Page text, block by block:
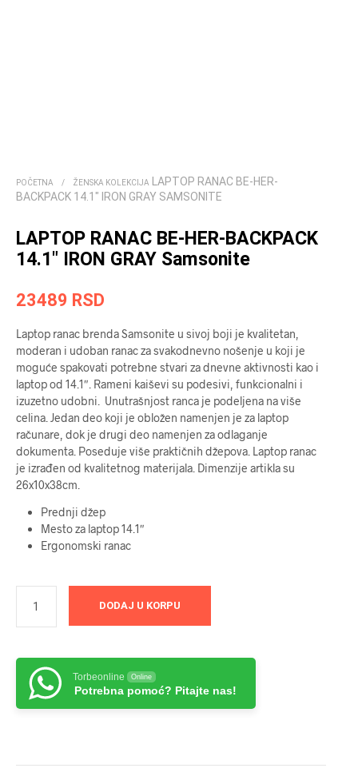
POČETNA / ŽENSKA KOLEKCIJA LAPTOP RANAC BE-HER-
BACKPACK 14.1″ IRON GRAY SAMSONITE
LAPTOP RANAC BE-HER-BACKPACK
14.1″ IRON GRAY Samsonite
23489 RSD
Laptop ranac brenda Samsonite u sivoj boji je kvalitetan,
moderan i udoban ranac za svakodnevno nošenje u koji je
moguće spakovati potrebne stvari za dnevne aktivnosti kao i
laptop od 14.1″. Rameni kaiševi su podesivi, funkcionalni i
izuzetno udobni. Unutrašnjost ranca je podeljena na više
celina. Jedan deo koji je obložen namenjen je za laptop
računare, dok je drugi deo namenjen za odlaganje
dokumenta. Poseduje više praktičnih džepova. Laptop ranac
je izrađen od kvalitetnog materijala. Dimenzije artikla su
26x10x38cm.
Prednji džep
Mesto za laptop 14.1″
Ergonomski ranac
DODAJ U KORPU
Torbeonline Online
Potrebna pomoć? Pitajte nas!